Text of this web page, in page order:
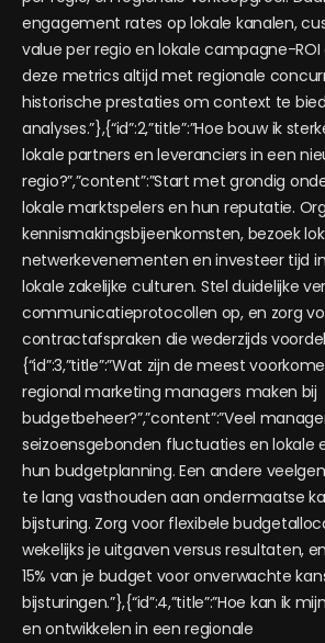
engagement rates op lokale kanalen,
value per regio en lokale campagne-ROI
deze metrics altijd met regionale
historische prestaties om context te
analyses.”},{“id”:2,”title”:”Hoe bouw ik
lokale partners en leveranciers in een
regio?”,”content”:”Start met grondig
lokale marktspelers en hun reputatie.
kennismakingsbijeenkomsten, bezoek
netwerkevenementen en investeer tijd
lokale zakelijke culturen. Stel duidelijke
communicatieprotocollen op, en zorg
contractafspraken die wederzijds
{“id”:3,”title”:”Wat zijn de meest
regional marketing managers maken bij
budgetbeheer?”,”content”:”Veel
seizoensgebonden fluctuaties en lokale
hun budgetplanning. Een andere
te lang vasthouden aan ondermaatse
bijsturing. Zorg voor flexibele
wekelijks je uitgaven versus resultaten,
15% van je budget voor onverwachte
bijsturingen.”},{“id”:4,”title”:”Hoe kan ik
en ontwikkelen in een regionale